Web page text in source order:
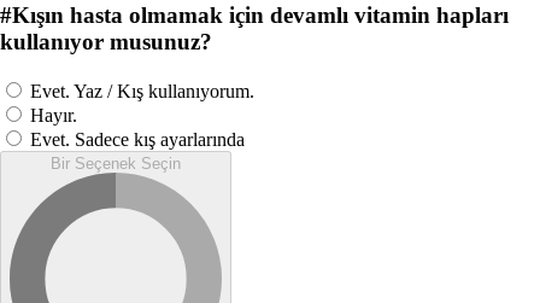
#Kışın hasta olmamak için devamlı vitamin hapları
kullanıyor musunuz?
Evet. Yaz / Kış kullanıyorum.
Hayır.
Evet. Sadece kış ayarlarında
Bir Seçenek Seçin